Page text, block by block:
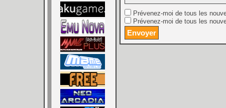
Prévenez-moi de tous les
Prévenez-moi de tous les